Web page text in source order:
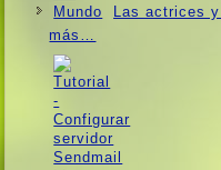
Las actrices
más…